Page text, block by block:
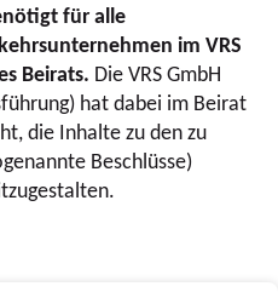
für alle
im VRS
Beirats. Die VRS GmbH
hat dabei im Beirat
die Inhalte zu den zu
Beschlüsse)